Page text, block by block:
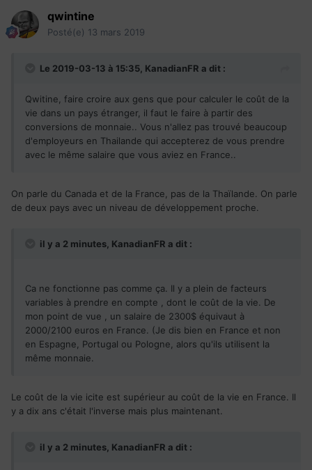
qwintine
Posté(e) 13 mars 2019
Le 2019-03-13 à 15:35, KanadianFR a dit :
Qwitine, faire croire aux gens que pour calculer le coût de la
vie dans un pays étranger, il faut le faire à partir des
conversions de monnaie.. Vous n'allez pas trouvé beaucoup
d'employeurs en Thailande qui accepterez de vous prendre
avec le même salaire que vous aviez en France..
On parle du Canada et de la France, pas de la Thaïlande. On parle
de deux pays avec un niveau de développement proche.
il y a 2 minutes, KanadianFR a dit :
Ca ne fonctionne pas comme ça. Il y a plein de facteurs
variables à prendre en compte , dont le coût de la vie. De
mon point de vue , un salaire de 2300$ équivaut à
2000/2100 euros en France. (Je dis bien en France et non
en Espagne, Portugal ou Pologne, alors qu'ils utilisent la
même monnaie.
Le coût de la vie icite est supérieur au coût de la vie en France. Il
y a dix ans c'était l'inverse mais plus maintenant.
il y a 2 minutes, KanadianFR a dit :